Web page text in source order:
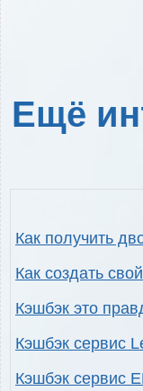
Ещё
Как получить
Как создать
Кэшбэк это
Кэшбэк сервис
Кэшбэк сервис